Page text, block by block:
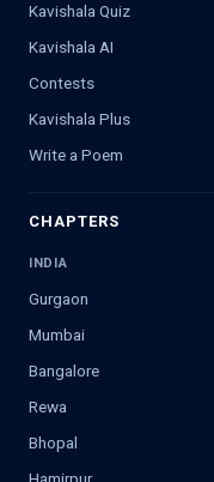
Kavishala Quiz
Kavishala AI
Contests
Kavishala Plus
Write a Poem
CHAPTERS
INDIA
Gurgaon
Mumbai
Bangalore
Rewa
Bhopal